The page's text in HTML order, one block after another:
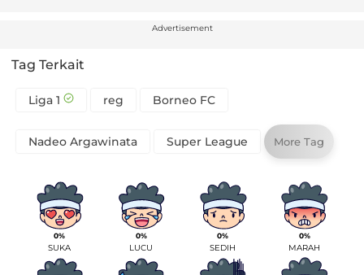
Advertisement
Tag Terkait
Liga 1 reg Borneo FC
Nadeo Argawinata Super League More Tag
0%
SUKA
0%
LUCU
0%
SEDIH
0%
MARAH